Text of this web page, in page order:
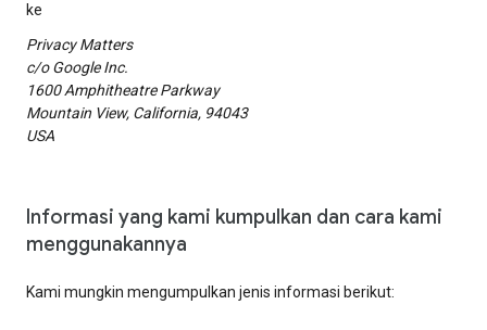
ke
Privacy Matters
c/o Google Inc.
1600 Amphitheatre Parkway
Mountain View, California, 94043
USA
Informasi yang kami kumpulkan dan cara kami
menggunakannya
Kami mungkin mengumpulkan jenis informasi berikut: